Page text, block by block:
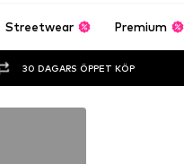
Streetwear Premium
30 DAGARS ÖPPET KÖP